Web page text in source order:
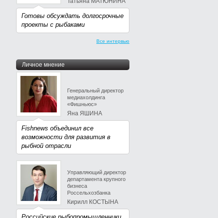
Готовы обсуждать долгосрочные
проекты с рыбаками
Все интервью
Личное мнение
Генеральный директор
медиахолдинга
«Фишньюс»
Яна ЯШИНА
Fishnews объединил все
возможности для развития в
рыбной отрасли
Управляющий директор
департамента крупного
бизнеса
Россельхозбанка
Кирилл КОСТЫНА